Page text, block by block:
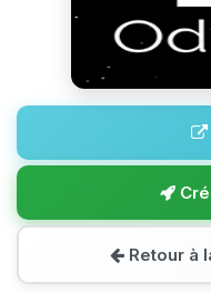
Retour à